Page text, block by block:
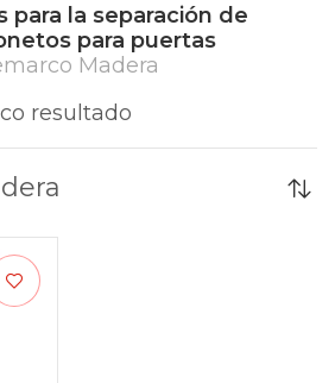
para la separación de
para puertas
Madera
resultado